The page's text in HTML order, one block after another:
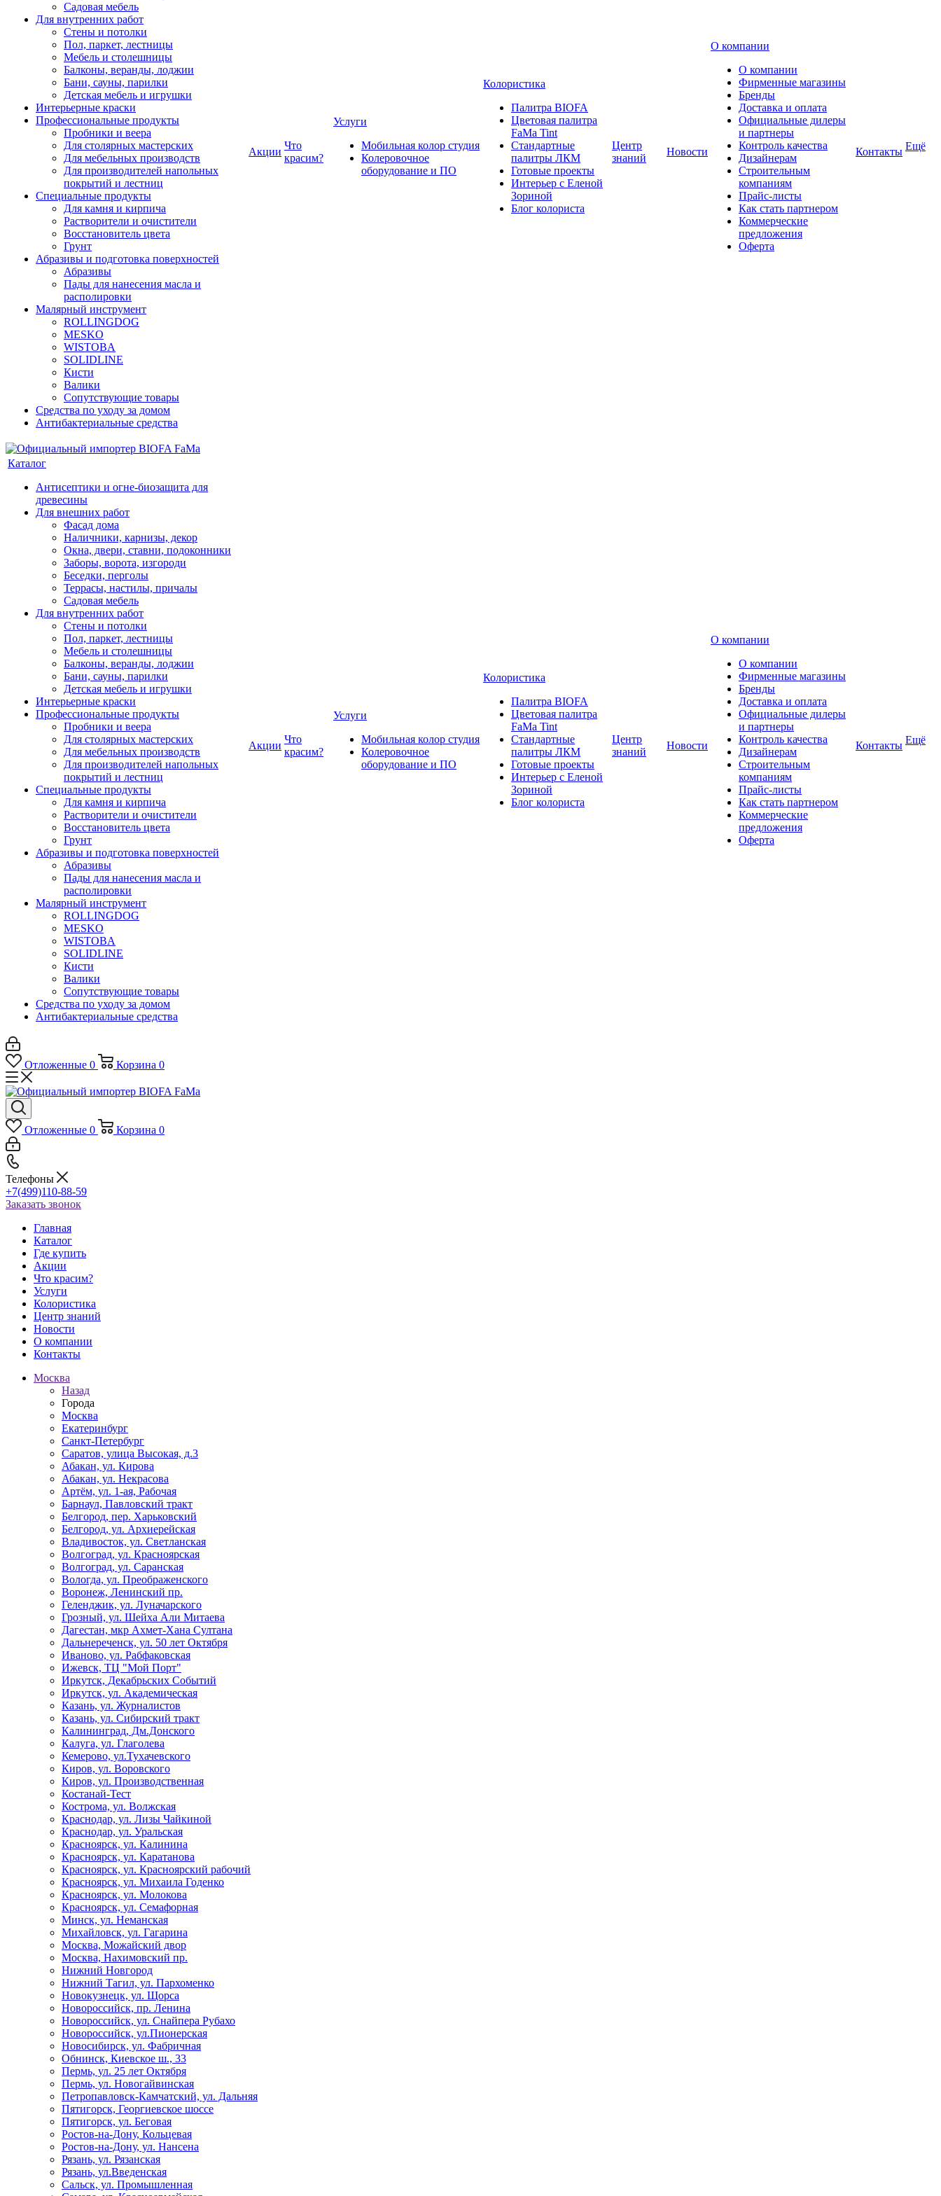
Садовая мебель
Для внутренних работ
Стены и потолки
Пол, паркет, лестницы
Мебель и столешницы
Балконы, веранды, лоджии
Бани, сауны, парилки
Детская мебель и игрушки
Интерьерные краски
Профессиональные продукты
Пробники и веера
Для столярных мастерских
Для мебельных производств
Для производителей напольных
покрытий и лестниц
Специальные продукты
Для камня и кирпича
Растворители и очистители
Восстановитель цвета
Грунт
Абразивы и подготовка поверхностей
Абразивы
Пады для нанесения масла и
располировки
Малярный инструмент
ROLLINGDOG
MESKO
WISTOBA
SOLIDLINE
Кисти
Валики
Сопутствующие товары
Средства по уходу за домом
Антибактериальные средства
Акции
Что
красим?
Услуги
Мобильная колор студия
Колеровочное
оборудование и ПО
Колористика
Палитра BIOFA
Цветовая палитра
FaMa Tint
Стандартные
палитры ЛКМ
Готовые проекты
Интерьер с Еленой
Зориной
Блог колориста
Центр
знаний
Новости
О компании
О компании
Фирменные магазины
Бренды
Доставка и оплата
Официальные дилеры
и партнеры
Контроль качества
Дизайнерам
Строительным
компаниям
Прайс-листы
Как стать партнером
Коммерческие
предложения
Оферта
Контакты Ещё
Каталог
Антисептики и огне-биозащита для
древесины
Для внешних работ
Фасад дома
Наличники, карнизы, декор
Окна, двери, ставни, подоконники
Заборы, ворота, изгороди
Беседки, перголы
Террасы, настилы, причалы
Садовая мебель
Для внутренних работ
Стены и потолки
Пол, паркет, лестницы
Мебель и столешницы
Балконы, веранды, лоджии
Бани, сауны, парилки
Детская мебель и игрушки
Интерьерные краски
Профессиональные продукты
Пробники и веера
Для столярных мастерских
Для мебельных производств
Для производителей напольных
покрытий и лестниц
Специальные продукты
Для камня и кирпича
Растворители и очистители
Восстановитель цвета
Грунт
Абразивы и подготовка поверхностей
Абразивы
Пады для нанесения масла и
располировки
Малярный инструмент
ROLLINGDOG
MESKO
WISTOBA
SOLIDLINE
Кисти
Валики
Сопутствующие товары
Средства по уходу за домом
Антибактериальные средства
Акции
Что
красим?
Услуги
Мобильная колор студия
Колеровочное
оборудование и ПО
Колористика
Палитра BIOFA
Цветовая палитра
FaMa Tint
Стандартные
палитры ЛКМ
Готовые проекты
Интерьер с Еленой
Зориной
Блог колориста
Центр
знаний
Новости
О компании
О компании
Фирменные магазины
Бренды
Доставка и оплата
Официальные дилеры
и партнеры
Контроль качества
Дизайнерам
Строительным
компаниям
Прайс-листы
Как стать партнером
Коммерческие
предложения
Оферта
Контакты Ещё
Отложенные 0 Корзина 0
Отложенные 0 Корзина 0
Телефоны
+7(499)110-88-59
Заказать звонок
Главная
Каталог
Где купить
Акции
Что красим?
Услуги
Колористика
Центр знаний
Новости
О компании
Контакты
Москва
Назад
Города
Москва
Екатеринбург
Санкт-Петербург
Саратов, улица Высокая, д.3
Абакан, ул. Кирова
Абакан, ул. Некрасова
Артём, ул. 1-ая, Рабочая
Барнаул, Павловский тракт
Белгород, пер. Харьковский
Белгород, ул. Архиерейская
Владивосток, ул. Светланская
Волгоград, ул. Красноярская
Волгоград, ул. Саранская
Вологда, ул. Преображенского
Воронеж, Ленинский пр.
Геленджик, ул. Луначарского
Грозный, ул. Шейха Али Митаева
Дагестан, мкр Ахмет-Хана Султана
Дальнереченск, ул. 50 лет Октября
Иваново, ул. Рабфаковская
Ижевск, ТЦ "Мой Порт"
Иркутск, Декабрьских Событий
Иркутск, ул. Академическая
Казань, ул. Журналистов
Казань, ул. Сибирский тракт
Калининград, Дм.Донского
Калуга, ул. Глаголева
Кемерово, ул.Тухачевского
Киров, ул. Воровского
Киров, ул. Производственная
Костанай-Тест
Кострома, ул. Волжская
Краснодар, ул. Лизы Чайкиной
Краснодар, ул. Уральская
Красноярск, ул. Калинина
Красноярск, ул. Каратанова
Красноярск, ул. Красноярский рабочий
Красноярск, ул. Михаила Годенко
Красноярск, ул. Молокова
Красноярск, ул. Семафорная
Минск, ул. Неманская
Михайловск, ул. Гагарина
Москва, Можайский двор
Москва, Нахимовский пр.
Нижний Новгород
Нижний Тагил, ул. Пархоменко
Новокузнецк, ул. Щорса
Новороссийск, пр. Ленина
Новороссийск, ул. Снайпера Рубахо
Новороссийск, ул.Пионерская
Новосибирск, ул. Фабричная
Обнинск, Киевское ш., 33
Пермь, ул. 25 лет Октября
Пермь, ул. Новогайвинская
Петропавловск-Камчатский, ул. Дальняя
Пятигорск, Георгиевское шоссе
Пятигорск, ул. Беговая
Ростов-на-Дону, Кольцевая
Ростов-на-Дону, ул. Нансена
Рязань, ул. Рязанская
Рязань, ул.Введенская
Сальск, ул. Промышленная